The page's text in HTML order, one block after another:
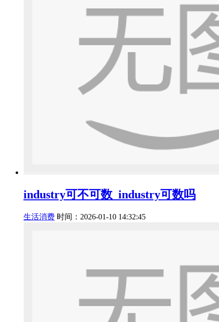
industry可不可数_industry可数吗
生活消费 时间：2026-01-10 14:32:45